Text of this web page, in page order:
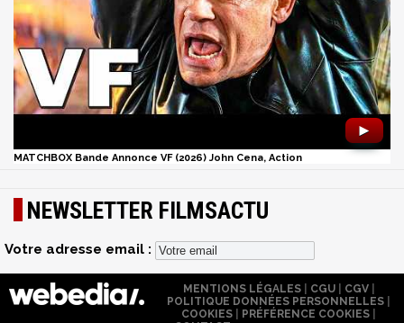
►
MATCHBOX Bande Annonce VF (2026) John Cena, Action
NEWSLETTER FILMSACTU
Votre adresse email :
MENTIONS LÉGALES| CGU| CGV|
POLITIQUE DONNÉES PERSONNELLES
COOKIES
PRÉFÉRENCE COOKIES